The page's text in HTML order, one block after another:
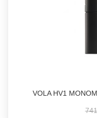
VOLA HV1